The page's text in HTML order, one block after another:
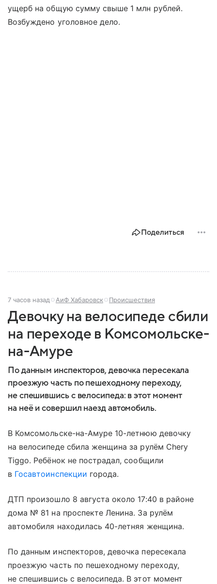
ущерб на общую сумму свыше 1 млн рублей.
Возбуждено уголовное дело.
Поделиться
7 часов назад АиФ Хабаровск Происшествия
Девочку на велосипеде сбили
на переходе в Комсомольске-
на-Амуре
По данным инспекторов, девочка пересекала
проезжую часть по пешеходному переходу,
не спешившись с велосипеда: в этот момент
на неё и совершил наезд автомобиль.
В Комсомольске-на-Амуре 10-летнюю девочку
на велосипеде сбила женщина за рулём Chery
Tiggo. Ребёнок не пострадал, сообщили
в Госавтоинспекции города.
ДТП произошло 8 августа около 17:40 в районе
дома № 81 на проспекте Ленина. За рулём
автомобиля находилась 40-летняя женщина.
По данным инспекторов, девочка пересекала
проезжую часть по пешеходному переходу,
не спешившись с велосипеда. В этот момент